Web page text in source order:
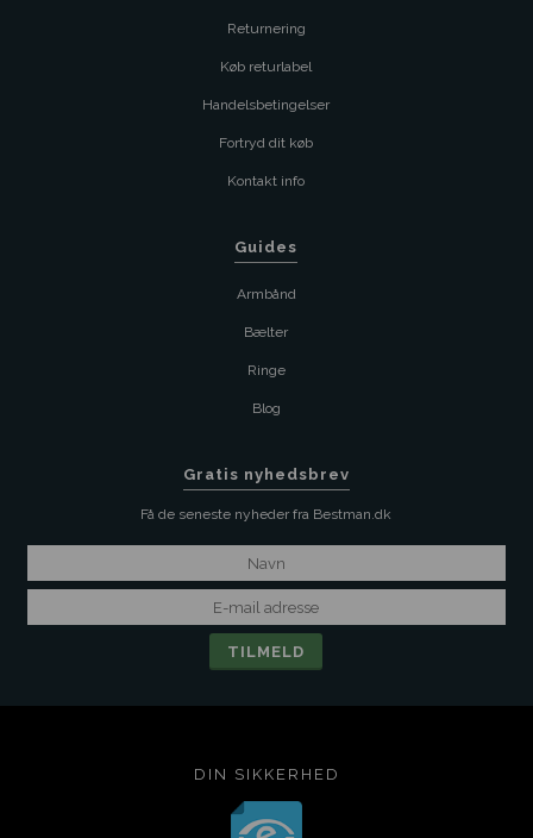
Returnering
Køb returlabel
Handelsbetingelser
Fortryd dit køb
Kontakt info
Guides
Armbånd
Bælter
Ringe
Blog
Gratis nyhedsbrev
Få de seneste nyheder fra Bestman.dk
DIN SIKKERHED